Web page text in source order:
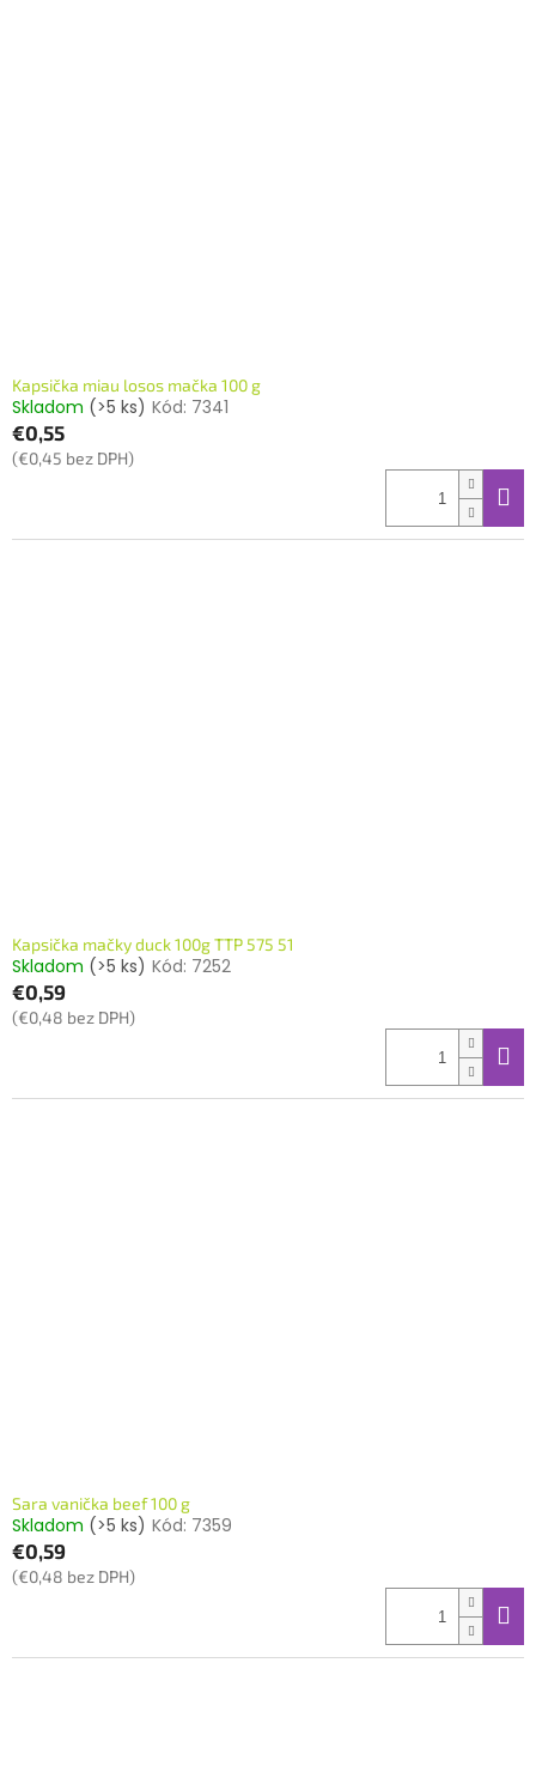
Kapsička miau losos mačka 100 g
Skladom (>5 ks) Kód: 7341
€0,55
(€0,45 bez DPH)
Kapsička mačky duck 100g TTP 575 51
Skladom (>5 ks) Kód: 7252
€0,59
(€0,48 bez DPH)
Sara vanička beef 100 g
Skladom (>5 ks) Kód: 7359
€0,59
(€0,48 bez DPH)